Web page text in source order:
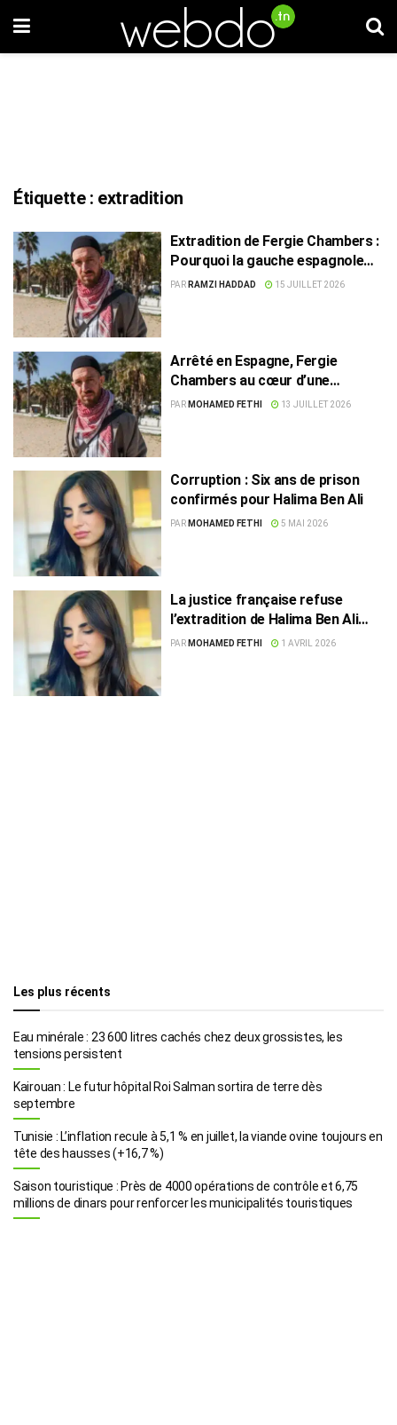
Étiquette : extradition
Extradition de Fergie Chambers :
Pourquoi la gauche espagnole
veut faire barrage
PAR RAMZI HADDAD 15 JUILLET 2026
Arrêté en Espagne, Fergie
Chambers au cœur d’une
procédure judiciaire américaine
PAR MOHAMED FETHI 13 JUILLET 2026
Corruption : Six ans de prison
confirmés pour Halima Ben Ali
PAR MOHAMED FETHI 5 MAI 2026
La justice française refuse
l’extradition de Halima Ben Ali
vers la Tunisie
PAR MOHAMED FETHI 1 AVRIL 2026
Les plus récents
Eau minérale : 23 600 litres cachés chez deux grossistes, les
tensions persistent
Kairouan : Le futur hôpital Roi Salman sortira de terre dès
septembre
Tunisie : L’inflation recule à 5,1 % en juillet, la viande ovine toujours en
tête des hausses (+16,7 %)
Saison touristique : Près de 4000 opérations de contrôle et 6,75
millions de dinars pour renforcer les municipalités touristiques